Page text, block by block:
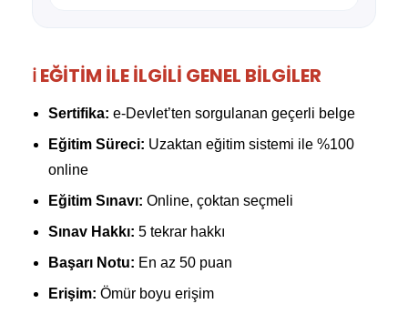
ℹ️ EĞITIM İLE İLGILI GENEL BILGILER
Sertifika: e-Devlet’ten sorgulanan geçerli belge
Eğitim Süreci: Uzaktan eğitim sistemi ile %100
online
Eğitim Sınavı: Online, çoktan seçmeli
Sınav Hakkı: 5 tekrar hakkı
Başarı Notu: En az 50 puan
Erişim: Ömür boyu erişim